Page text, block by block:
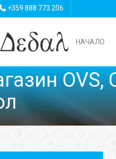
+359 888 773 206
НАЧАЛО
OVS,